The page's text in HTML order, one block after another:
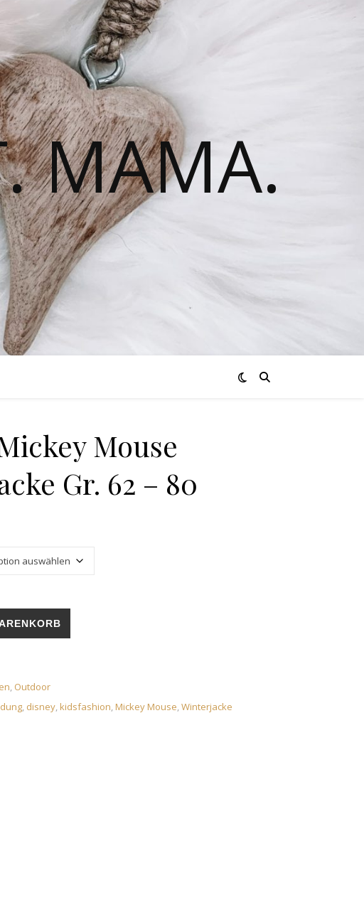
MAMA.
Mouse
Gr. 62 – 80
Winterjacke Gr. 62 - 80 Menge
, Outdoor
, disney,kidsfashion,Mickey Mouse,Winterjacke